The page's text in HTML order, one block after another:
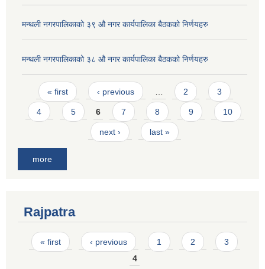
मन्थली नगरपालिकाको ३९ औ नगर कार्यपालिका बैठकको निर्णयहरु
मन्थली नगरपालिकाको ३८ औ नगर कार्यपालिका बैठकको निर्णयहरु
Pages
« first ‹ previous 2 3
4 5 6 7 8 9 10
next › last »
more
Rajpatra
Pages
« first ‹ previous 1 2
3
4